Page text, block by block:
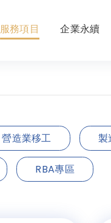
服務項目 企業永續
營造業移工 製
RBA專區